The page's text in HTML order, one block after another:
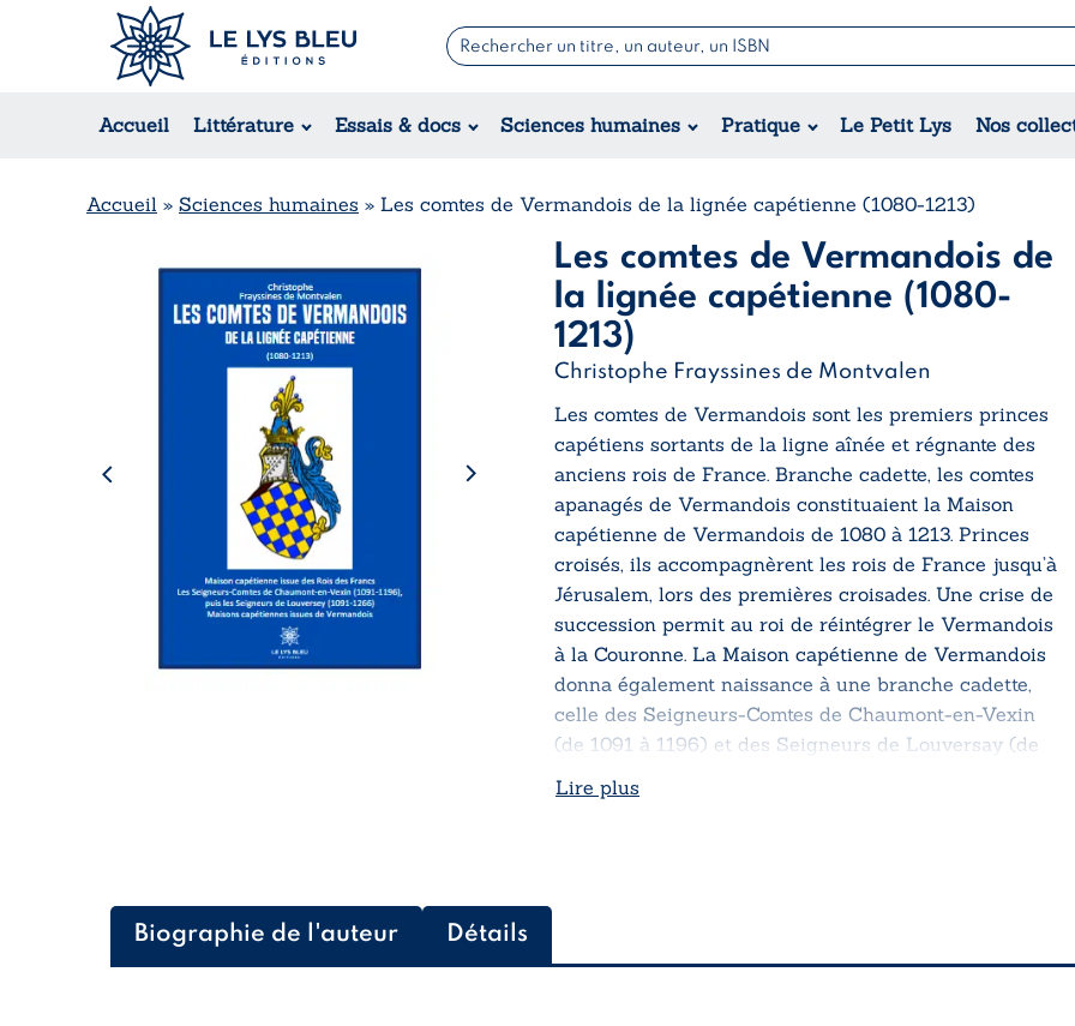
Accueil Littérature Essais & docs Sciences humaines Pratique Le Petit Lys Nos
Romans
Suspense / Thriller / Policier
Romance
Régional
Jeunesse
Théâtre
Accueil » Sciences humaines » Les comtes de Vermandois de la lignée capétienne (1080-1213)
Les comtes de Vermandois de
la lignée capétienne (1080-
1213)
Christophe Frayssines de Montvalen
Les comtes de Vermandois sont les premiers princes
capétiens sortants de la ligne aînée et régnante des
anciens rois de France. Branche cadette, les comtes
apanagés de Vermandois constituaient la Maison
capétienne de Vermandois de 1080 à 1213. Princes
croisés, ils accompagnèrent les rois de France jusqu’à
Jérusalem, lors des premières croisades. Une crise de
succession permit au roi de réintégrer le Vermandois
à la Couronne. La Maison capétienne de Vermandois
donna également naissance à une branche cadette,
celle des Seigneurs-Comtes de Chaumont-en-Vexin
(de 1091 à 1196) et des Seigneurs de Louversay (de
Lire plus
Biographie de l'auteur Détails